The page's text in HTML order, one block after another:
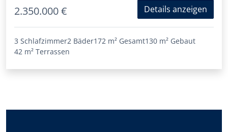
2.350.000 € Details anzeigen
3 Schlafzimmer2 Bäder172 m² Gesamt130 m² Gebaut
42 m² Terrassen